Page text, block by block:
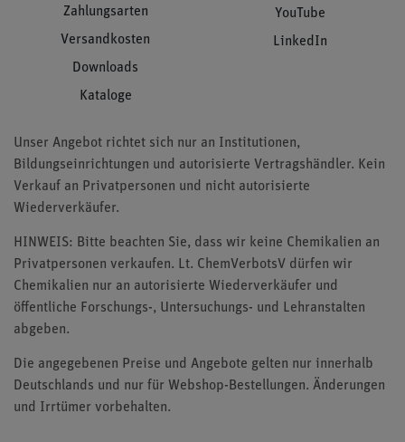
Zahlungsarten
Versandkosten
Downloads
Kataloge
YouTube
LinkedIn
Unser Angebot richtet sich nur an Institutionen,
Bildungseinrichtungen und autorisierte Vertragshändler. Kein
Verkauf an Privatpersonen und nicht autorisierte
Wiederverkäufer.
HINWEIS: Bitte beachten Sie, dass wir keine Chemikalien an
Privatpersonen verkaufen. Lt. ChemVerbotsV dürfen wir
Chemikalien nur an autorisierte Wiederverkäufer und
öffentliche Forschungs-, Untersuchungs- und Lehranstalten
abgeben.
Die angegebenen Preise und Angebote gelten nur innerhalb
Deutschlands und nur für Webshop-Bestellungen. Änderungen
und Irrtümer vorbehalten.